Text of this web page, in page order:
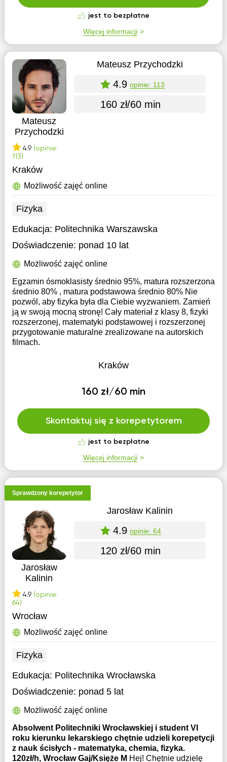
jest to bezpłatne
Więcej informacji
Mateusz
Przychodzki
4.9 (opinie:
113)
Mateusz Przychodzki
4.9 opinie: 113
160 zł/60 min
Kraków
Możliwość zajęć online
Fizyka
Edukacja: Politechnika Warszawska
Doświadczenie: ponad 10 lat
Możliwość zajęć online
Egzamin ósmoklasisty średnio 95%, matura rozszerzona
średnio 80% , matura podstawowa średnio 80% Nie
pozwól, aby fizyka była dla Ciebie wyzwaniem. Zamień
ją w swoją mocną stronę! Cały materiał z klasy 8, fizyki
rozszerzonej, matematyki podstawowej i rozszerzonej
przygotowanie maturalne zrealizowane na autorskich
filmach.
Kraków
160 zł/60 min
Skontaktuj się z korepetytorem
jest to bezpłatne
Więcej informacji
Sprawdzony korepetytor
Jarosław
Kalinin
4.9 (opinie:
64)
Jarosław Kalinin
4.9 opinie: 64
120 zł/60 min
Wrocław
Możliwość zajęć online
Fizyka
Edukacja: Politechnika Wrocławska
Doświadczenie: ponad 5 lat
Możliwość zajęć online
Absolwent Politechniki Wrocławskiej i student VI
roku kierunku lekarskiego chętnie udzieli korepetycji
z nauk ścisłych - matematyka, chemia, fizyka.
120zł/h, Wrocław Gaj/Księże M Hej! Chętnie udzielę